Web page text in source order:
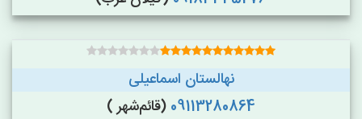
نهالستان اسماعیلی
09113280864 (قائم‌شهر )